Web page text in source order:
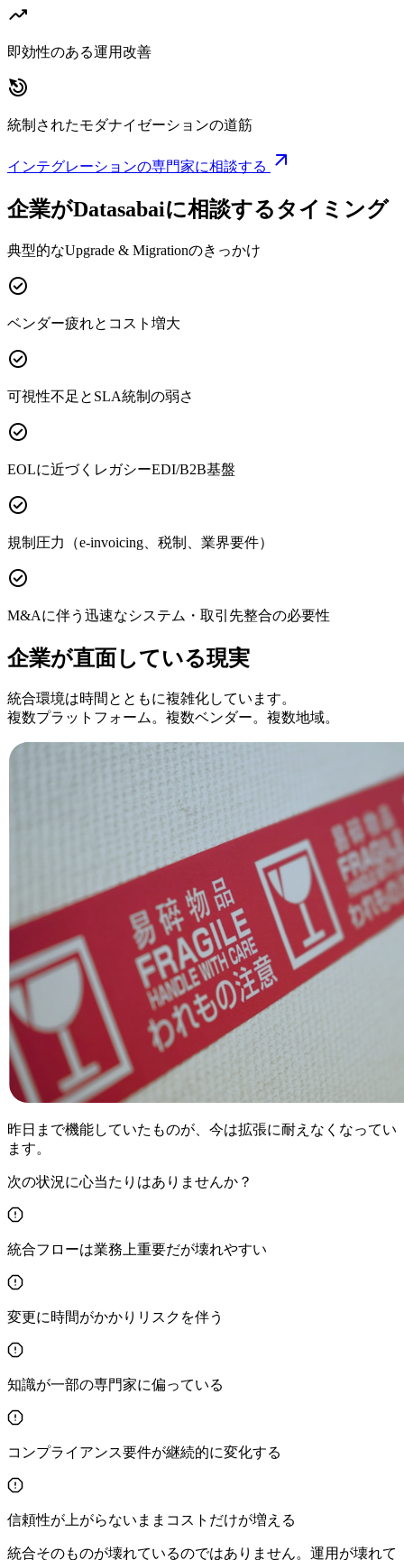
trending_up
即効性のある運用改善
drag_click
統制されたモダナイゼーションの道筋
インテグレーションの専門家に相談する arrow_outward
企業がDatasabaiに相談するタイミング
典型的なUpgrade & Migrationのきっかけ
check_circle
ベンダー疲れとコスト増大
check_circle
可視性不足とSLA統制の弱さ
check_circle
EOLに近づくレガシーEDI/B2B基盤
check_circle
規制圧力（e-invoicing、税制、業界要件）
check_circle
M&Aに伴う迅速なシステム・取引先整合の必要性
企業が直面している現実
統合環境は時間とともに複雑化しています。
複数プラットフォーム。複数ベンダー。複数地域。
昨日まで機能していたものが、今は拡張に耐えなくなってい
ます。
次の状況に心当たりはありませんか？
統合フローは業務上重要だが壊れやすい
変更に時間がかかりリスクを伴う
知識が一部の専門家に偏っている
コンプライアンス要件が継続的に変化する
信頼性が上がらないままコストだけが増える
統合そのものが壊れているのではありません。 運用が壊れて